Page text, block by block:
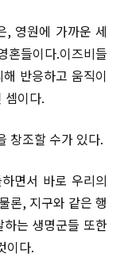
, 영원에 가까운 세
혼들이다.이즈비들
반응하고 움직이
셈이다.
창조할 수가 있다.
면서 바로 우리의
론, 지구와 같은 행
는 생명군들 또한
이다.